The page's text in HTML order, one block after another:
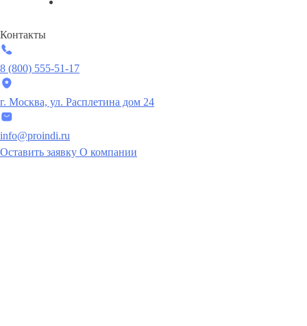
Контакты
8 (800) 555-51-17
г. Москва, ул. Расплетина дом 24
info@proindi.ru
Оставить заявку О компании